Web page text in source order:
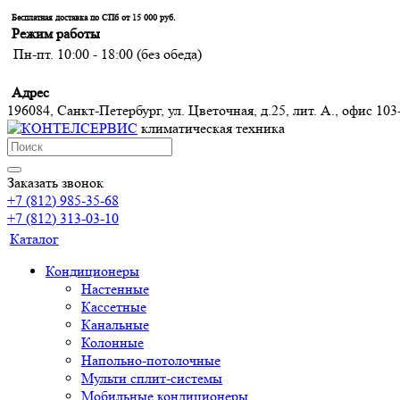
Бесплатная доставка по СПб от 15 000 руб.
Режим работы
Пн-пт. 10:00 - 18:00 (без обеда)
Адрес
196084, Санкт-Петербург, ул. Цветочная, д.25, лит. А., офис
климатическая техника
Заказать звонок
+7 (812) 985-35-68
+7 (812) 313-03-10
Каталог
Кондиционеры
Настенные
Кассетные
Канальные
Колонные
Напольно-потолочные
Мульти сплит-системы
Мобильные кондиционеры